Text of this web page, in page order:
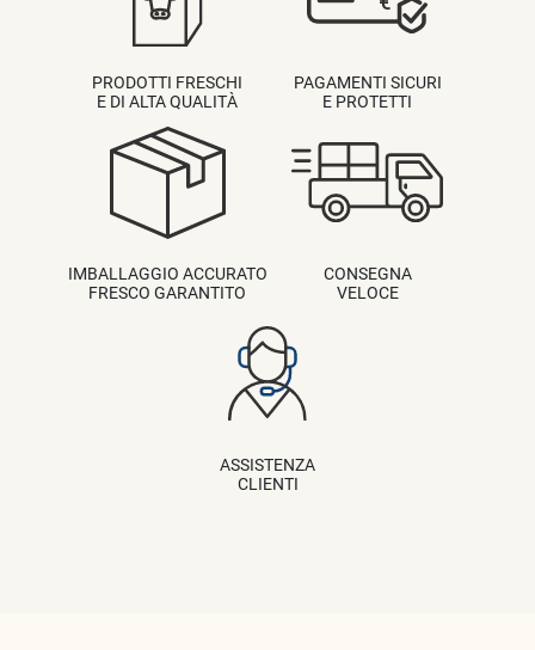
PRODOTTI FRESCHI
E DI ALTA QUALITÀ
PAGAMENTI SICURI
E PROTETTI
IMBALLAGGIO ACCURATO
FRESCO GARANTITO
CONSEGNA
VELOCE
ASSISTENZA
CLIENTI